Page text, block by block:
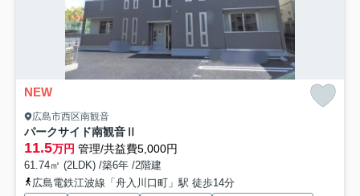
NEW
広島市西区南観音
パークサイド南観音Ⅱ
11.5万円 管理/共益費5,000円
61.74㎡ (2LDK) /築6年 /2階建
広島電鉄江波線「舟入川口町」駅 徒歩14分